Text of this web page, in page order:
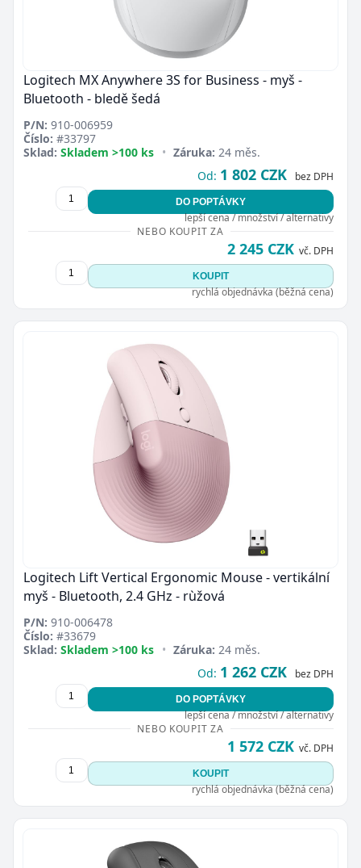
Logitech MX Anywhere 3S for Business - myš -
Bluetooth - bledě šedá
P/N: 910-006959
Číslo: #33797
Sklad: Skladem >100 ks • Záruka: 24 měs.
Od: 1 802 CZK bez DPH
DO POPTÁVKY
lepší cena / množství / alternativy
NEBO KOUPIT ZA
2 245 CZK vč. DPH
KOUPIT
rychlá objednávka (běžná cena)
Logitech Lift Vertical Ergonomic Mouse - vertikální
myš - Bluetooth, 2.4 GHz - rùžová
P/N: 910-006478
Číslo: #33679
Sklad: Skladem >100 ks • Záruka: 24 měs.
Od: 1 262 CZK bez DPH
DO POPTÁVKY
lepší cena / množství / alternativy
NEBO KOUPIT ZA
1 572 CZK vč. DPH
KOUPIT
rychlá objednávka (běžná cena)